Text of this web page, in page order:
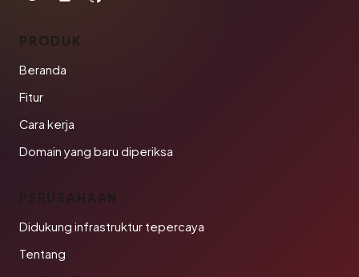
PRODUK
Beranda
Fitur
Cara kerja
Domain yang baru diperiksa
PERUSAHAAN
Didukung infrastruktur tepercaya
Tentang